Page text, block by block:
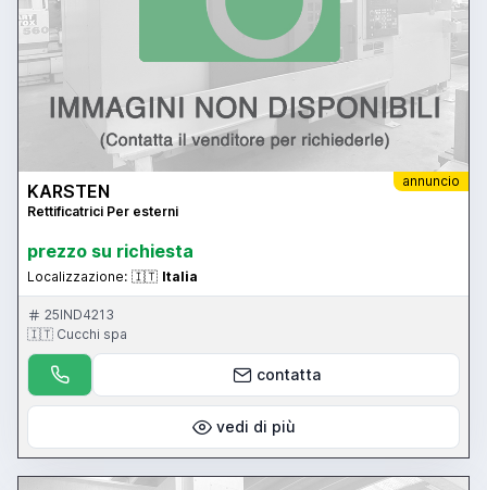
annuncio
KARSTEN
Rettificatrici Per esterni
prezzo su richiesta
Localizzazione: 🇮🇹 Italia
25IND4213
🇮🇹 Cucchi spa
contatta
vedi di più